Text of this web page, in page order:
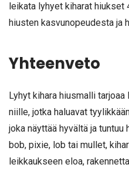
leikata lyhyet kiharat
hiusten kasvunopeudesta ja
Yhteenveto
Lyhyt kihara hiusmalli
niille, jotka haluavat
joka näyttää hyvältä ja
bob, pixie, lob tai mullet,
leikkaukseen eloa,